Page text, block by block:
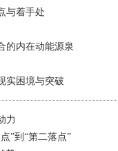
与着手处
的内在动能源泉
实困境与突破
力
”到“第二落点”